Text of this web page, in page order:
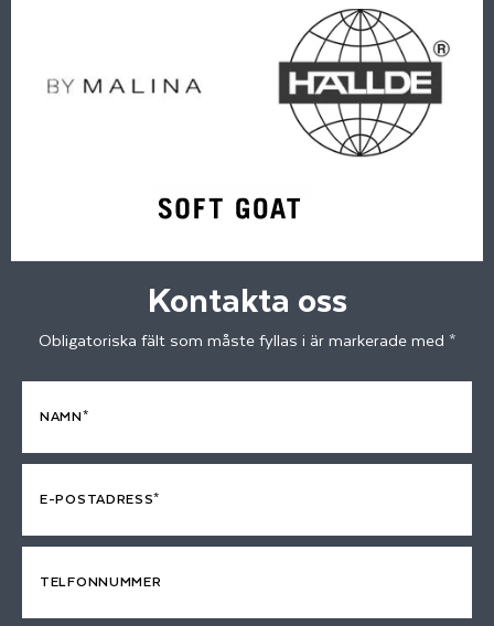
Kontakta oss
Obligatoriska fält som måste fyllas i är markerade med *
NAMN*
E-POSTADRESS*
TELFONNUMMER